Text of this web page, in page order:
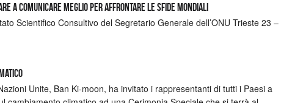
a comunicare meglio per affrontare le sfide mondiali
Scientifico Consultivo del Segretario Generale dell’ONU Trieste 23 –
Unite, Ban Ki-moon, ha invitato i rappresentanti di tutti i Paesi a